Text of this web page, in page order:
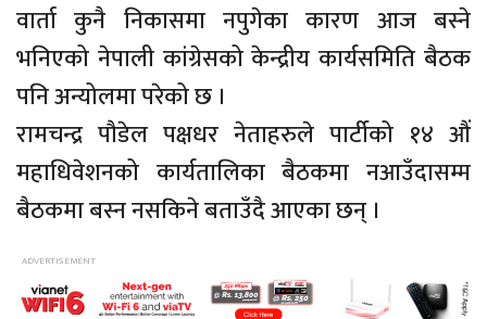
वार्ता कुनै निकासमा नपुगेका कारण आज बस्ने
भनिएको नेपाली कांग्रेसको केन्द्रीय कार्यसमिति बैठक
पनि अन्योलमा परेको छ ।
रामचन्द्र पौडेल पक्षधर नेताहरुले पार्टीको १४ औं
महाधिवेशनको कार्यतालिका बैठकमा नआउँदासम्म
बैठकमा बस्न नसकिने बताउँदै आएका छन् ।